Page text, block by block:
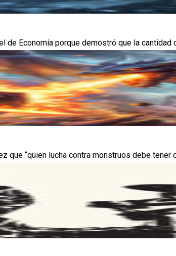
Economía porque demostró que la cantidad
“quien lucha contra monstruos debe tener